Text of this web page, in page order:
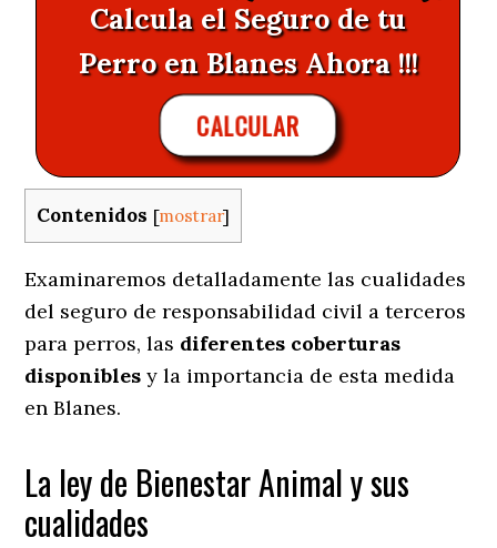
Calcula el Seguro de tu
Perro en Blanes Ahora !!!
CALCULAR
Contenidos [mostrar]
Examinaremos detalladamente las cualidades
del seguro de responsabilidad civil a terceros
para perros, las diferentes coberturas
disponibles y la importancia de esta medida
en Blanes.
La ley de Bienestar Animal y sus
cualidades